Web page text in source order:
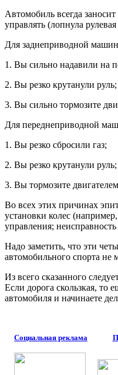
Автомобиль всегда
управлять (лопнула
Для заднеприводной
1. Вы сильно надавили на
2. Вы резко крутанули руль;
3. Вы сильно тормозите
Для переднеприводной
1. Вы резко сбросили газ;
2. Вы резко крутанули руль;
3. Вы тормозите
Во всех этих причинах
установки колес
управления;
Надо заметить, что эти
автомобильного спорта не
Из всего сказанного
Если дорога скользкая, то
автомобиля и начинаете
Социальная реклама